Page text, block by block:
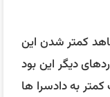
کمتر شدن این
دیگر این بود
به دادسرا ها